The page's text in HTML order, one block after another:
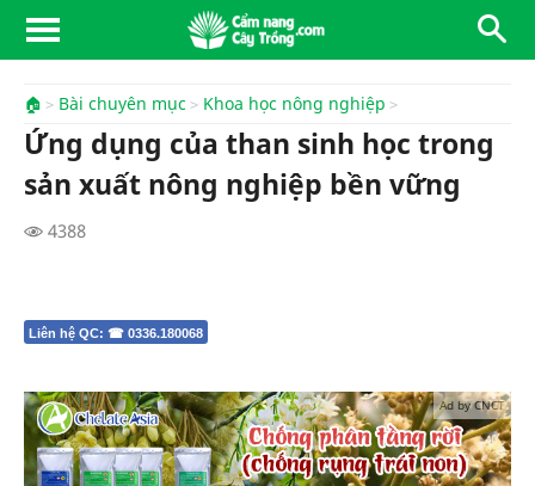
🏠 Bài chuyên mục Khoa học nông nghiệp
Ứng dụng của than sinh học trong
sản xuất nông nghiệp bền vững
4388
Liên hệ QC: ☎ 0336.180068
Ad by CNCT